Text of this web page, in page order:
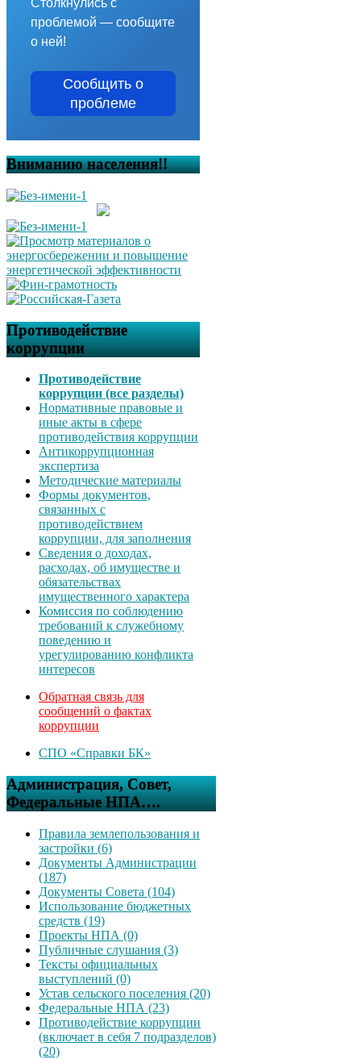
Столкнулись с
проблемой — сообщите
о ней!
Сообщить о
проблеме
Вниманию населения!!
Противодействие
коррупции
Противодействие
коррупции (все разделы)
Нормативные правовые и
иные акты в сфере
противодействия коррупции
Антикоррупционная
экспертиза
Методические материалы
Формы документов,
связанных с
противодействием
коррупции, для заполнения
Сведения о доходах,
расходах, об имуществе и
обязательствах
имущественного характера
Комиссия по соблюдению
требований к служебному
поведению и
урегулированию конфликта
интересов
Обратная связь для
сообщений о фактах
коррупции
СПО «Справки БК»
Администрация, Совет,
Федеральные НПА….
Правила землепользования и
застройки (6)
Документы Администрации
(187)
Документы Совета (104)
Использование бюджетных
средств (19)
Проекты НПА (0)
Публичные слушания (3)
Тексты официальных
выступлений (0)
Устав сельского поселения (20)
Федеральные НПА (23)
Противодействие коррупции
(включает в себя 7 подразделов)
(20)